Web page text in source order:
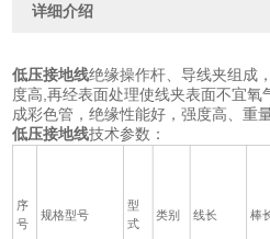
详细介绍
低压接地线绝缘操作杆、导线夹组成
度高,再经表面处理使线夹表面不宜氧
成彩色管，绝缘性能好，强度高、重
低压接地线技术参数：
序
号
规格型号
型
式
类别 线长 棒